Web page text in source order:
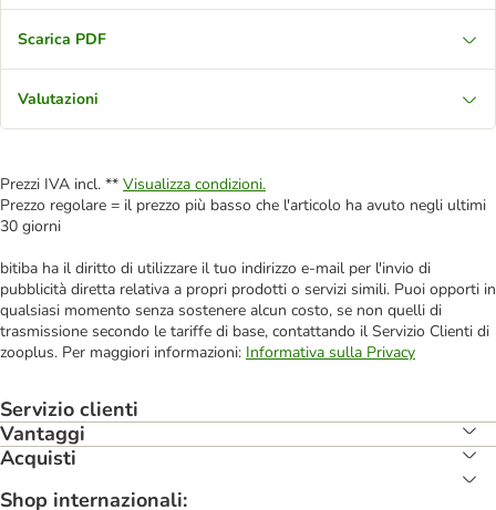
Scarica PDF
Valutazioni
Prezzi IVA incl. ** Visualizza condizioni.
Prezzo regolare = il prezzo più basso che l'articolo ha avuto negli ultimi
30 giorni
bitiba ha il diritto di utilizzare il tuo indirizzo e-mail per l'invio di
pubblicità diretta relativa a propri prodotti o servizi simili. Puoi opporti in
qualsiasi momento senza sostenere alcun costo, se non quelli di
trasmissione secondo le tariffe di base, contattando il Servizio Clienti di
zooplus. Per maggiori informazioni: Informativa sulla Privacy
Servizio clienti
Vantaggi
Acquisti
Shop internazionali: